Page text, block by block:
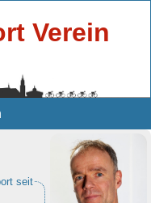
Verein
seit